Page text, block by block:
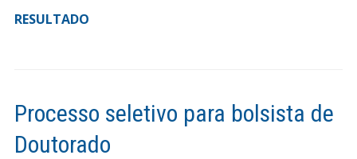
RESULTADO
Processo seletivo para bolsista de
Doutorado